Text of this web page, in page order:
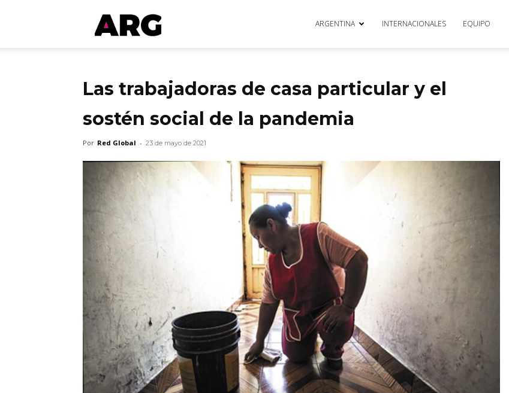
ARGmedios ARGENTINA INTERNACIONALES EQUIPO
Las trabajadoras de casa particular y el
sostén social de la pandemia
Por Red Global - 23 de mayo de 2021